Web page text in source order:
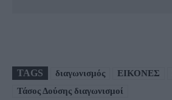
TAGS διαγωνισμός ΕΙΚΟΝΕΣ
Τάσος Δούσης διαγωνισμοί